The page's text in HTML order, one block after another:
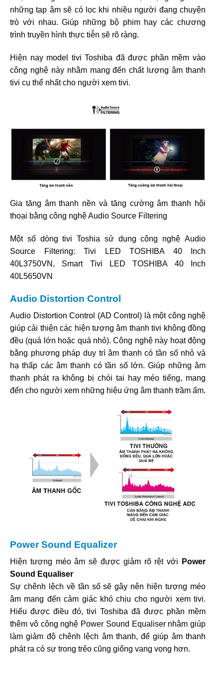
những tạp âm sẽ có lọc khi nhiều người đang chuyện
trò với nhau. Giúp những bộ phim hay các chương
trình truyền hình thực tiễn sẽ rõ ràng.
Hiện nay model tivi Toshiba đã được phần mềm vào
công nghệ này nhằm mang đến chất lượng âm thanh
tivi cụ thể nhất cho người xem tivi.
Gia tăng âm thanh nền và tăng cường âm thanh hội
thoại bằng công nghệ Audio Source Filtering
Một số dòng tivi Toshia sử dụng công nghệ Audio
Source Filtering: Tivi LED TOSHIBA 40 Inch
40L3750VN, Smart Tivi LED TOSHIBA 40 Inch
40L5650VN
Audio Distortion Control
Audio Distortion Control (AD Control) là một công nghệ
giúp cải thiện các hiện tượng âm thanh tivi không đồng
đều (quá lớn hoặc quá nhỏ). Công nghệ này hoạt động
bằng phương pháp duy trì âm thanh có tần số nhỏ và
hạ thấp các âm thanh có tần số lớn. Giúp những âm
thanh phát ra không bị chói tai hay méo tiếng, mang
đến cho người xem những hiệu ứng âm thanh trầm ấm.
Power Sound Equalizer
Hiện tượng méo âm sẽ được giảm rõ rệt với
Power
Sound Equaliser
Sự chênh lệch về tần số sẽ gây nên hiện tượng méo
âm mang đến cảm giác khó chịu cho người xem tivi.
Hiểu được điều đó, tivi Toshiba đã được phần mềm
thêm vô công nghệ Power Sound Equaliser nhằm giúp
làm giảm độ chênh lệch âm thanh, để giúp âm thanh
phát ra có sự trong trẻo cũng giống vang vọng hơn.